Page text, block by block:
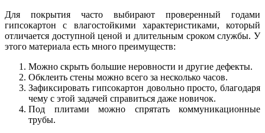
Для покрытия часто выбирают проверенный годами
гипсокартон с влагостойкими характеристиками, который
отличается доступной ценой и длительным сроком службы. У
этого материала есть много преимуществ:
Можно скрыть большие неровности и другие дефекты.
Обклеить стены можно всего за несколько часов.
Зафиксировать гипсокартон довольно просто, благодаря
чему с этой задачей справиться даже новичок.
Под плитами можно спрятать коммуникационные
трубы.